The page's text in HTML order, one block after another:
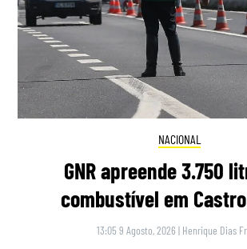
NACIONAL
GNR apreende 3.750
combustível em
13:05 9 Agosto, 2026 | Henrique Dias